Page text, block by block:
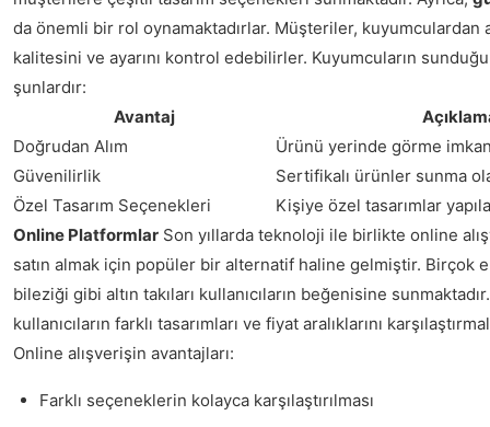
da önemli bir rol oynamaktadırlar. Müşteriler, kuyumculardan
kalitesini ve ayarını kontrol edebilirler. Kuyumcuların
şunlardır:
Avantaj
Doğrudan Alım
Ürünü yerinde görme
Güvenilirlik
Sertifikalı ürünler sunma
Özel Tasarım Seçenekleri
Kişiye özel tasarımlar
Online Platformlar Son yıllarda teknoloji ile birlikte online
satın almak için popüler bir alternatif haline gelmiştir. Birçok
bileziği gibi altın takıları kullanıcıların beğenisine
kullanıcıların farklı tasarımları ve fiyat aralıklarını
Online alışverişin avantajları:
Farklı seçeneklerin kolayca karşılaştırılması